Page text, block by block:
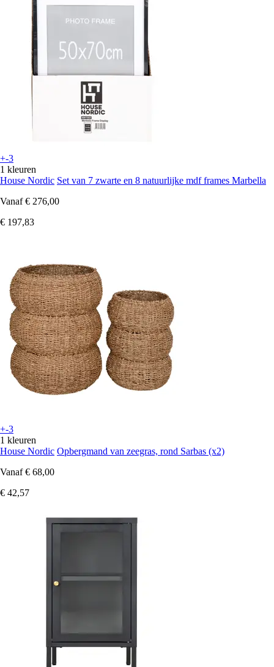
+-3
1 kleuren
House Nordic Set van 7 zwarte en 8 natuurlijke mdf frames Marbella
Vanaf € 276,00
€ 197,83
+-3
1 kleuren
House Nordic Opbergmand van zeegras, rond Sarbas (x2)
Vanaf € 68,00
€ 42,57